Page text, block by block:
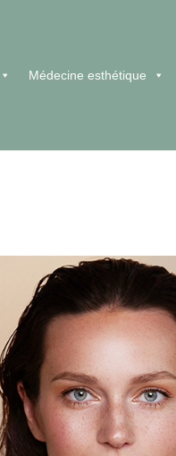
Médecine esthétique